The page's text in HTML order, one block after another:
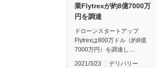
業Flytrexが約8億7000万
円を調達
ドローンスタートアップ
Flytrexは800万ドル（約8億
7000万円）を調達し…
2021/3/23 デリバリー